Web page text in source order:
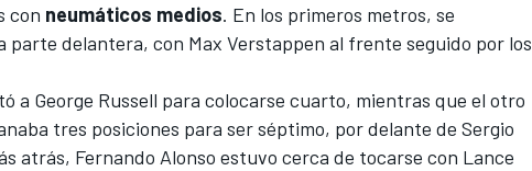
con neumáticos medios. En los primeros metros, se
parte delantera, con Max Verstappen al frente seguido por los
a George Russell para colocarse cuarto, mientras que el otro
tres posiciones para ser séptimo, por delante de Sergio
atrás, Fernando Alonso estuvo cerca de tocarse con Lance